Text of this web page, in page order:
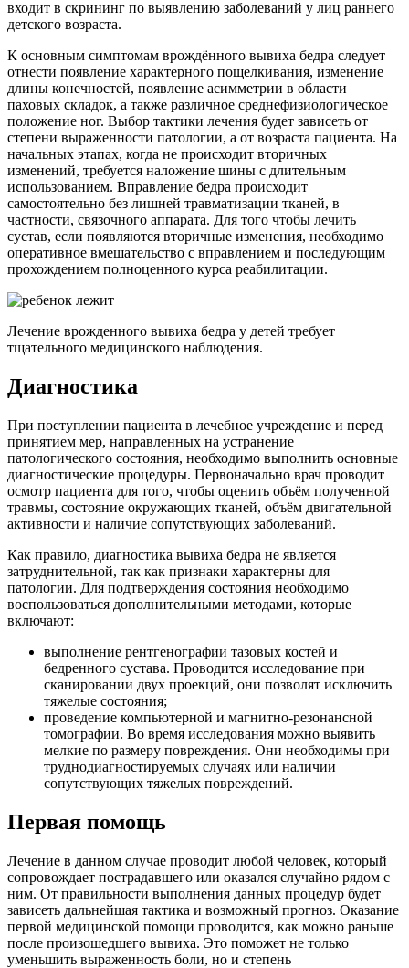
входит в скрининг по выявлению заболеваний у лиц раннего
детского возраста.
К основным симптомам врождённого вывиха бедра следует
отнести появление характерного пощелкивания, изменение
длины конечностей, появление асимметрии в области
паховых складок, а также различное среднефизиологическое
положение ног. Выбор тактики лечения будет зависеть от
степени выраженности патологии, а от возраста пациента. На
начальных этапах, когда не происходит вторичных
изменений, требуется наложение шины с длительным
использованием. Вправление бедра происходит
самостоятельно без лишней травматизации тканей, в
частности, связочного аппарата. Для того чтобы лечить
сустав, если появляются вторичные изменения, необходимо
оперативное вмешательство с вправлением и последующим
прохождением полноценного курса реабилитации.
Лечение врожденного вывиха бедра у детей требует
тщательного медицинского наблюдения.
Диагностика
При поступлении пациента в лечебное учреждение и перед
принятием мер, направленных на устранение
патологического состояния, необходимо выполнить основные
диагностические процедуры. Первоначально врач проводит
осмотр пациента для того, чтобы оценить объём полученной
травмы, состояние окружающих тканей, объём двигательной
активности и наличие сопутствующих заболеваний.
Как правило, диагностика вывиха бедра не является
затруднительной, так как признаки характерны для
патологии. Для подтверждения состояния необходимо
воспользоваться дополнительными методами, которые
включают:
выполнение рентгенографии тазовых костей и
бедренного сустава. Проводится исследование при
сканировании двух проекций, они позволят исключить
тяжелые состояния;
проведение компьютерной и магнитно-резонансной
томографии. Во время исследования можно выявить
мелкие по размеру повреждения. Они необходимы при
труднодиагностируемых случаях или наличии
сопутствующих тяжелых повреждений.
Первая помощь
Лечение в данном случае проводит любой человек, который
сопровождает пострадавшего или оказался случайно рядом с
ним. От правильности выполнения данных процедур будет
зависеть дальнейшая тактика и возможный прогноз. Оказание
первой медицинской помощи проводится, как можно раньше
после произошедшего вывиха. Это поможет не только
уменьшить выраженность боли, но и степень